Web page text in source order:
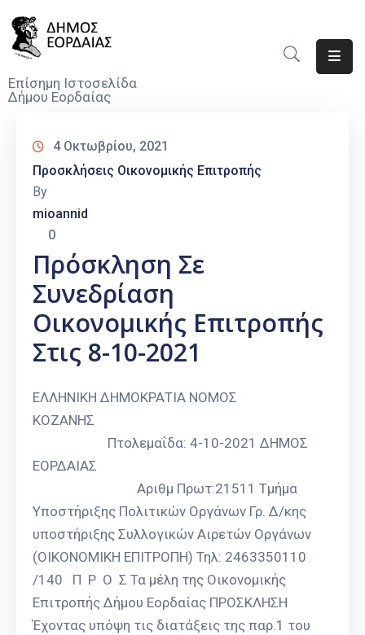
Επίσημη Ιστοσελίδα
Δήμου Εορδαίας
Νέα
Υπηρεσίες
Του
Δήμου
Προσκλήσεις
Αποφάσεις
Τηλέφωνα
4 Οκτωβρίου, 2021
Προσκλήσεις Οικονομικής Επιτροπής
By
mioannid
0
Πρόσκληση Σε
Συνεδρίαση
Οικονομικής Επιτροπής
Στις 8-10-2021
ΕΛΛΗΝΙΚΗ ΔΗΜΟΚΡΑΤΙΑ ΝΟΜΟΣ
ΚΟΖΑΝΗΣ
Πτολεμαΐδα: 4-10-2021 ΔΗΜΟΣ
ΕΟΡΔΑΙΑΣ
Αριθμ Πρωτ:21511 Τμήμα
Υποστήριξης Πολιτικών Οργάνων Γρ. Δ/κης
υποστήριξης Συλλογικών Αιρετών Οργάνων
(ΟΙΚΟΝΟΜΙΚΗ ΕΠΙΤΡΟΠΗ) Τηλ: 2463350110
/140 Π Ρ Ο Σ Τα μέλη της Οικονομικής
Επιτροπής Δήμου Εορδαίας ΠΡΟΣΚΛΗΣΗ
Έχοντας υπόψη τις διατάξεις της παρ.1 του